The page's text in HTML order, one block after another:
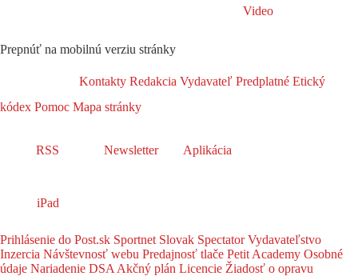
Video
Prepnúť na mobilnú verziu stránky
Kontakty Redakcia Vydavateľ Predplatné Etický
kódex Pomoc Mapa stránky
RSS Newsletter Aplikácia
iPad
Prihlásenie do Post.sk Sportnet Slovak SpectatorVydavateľstvo
Inzercia Návštevnosť webu Predajnosť tlače Petit Academy Osobné
údaje Nariadenie DSA Akčný plán Licencie Žiadosť o opravu